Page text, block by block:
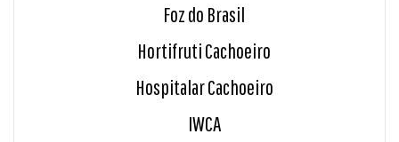
Foz do Brasil
Hortifruti Cachoeiro
Hospitalar Cachoeiro
IWCA